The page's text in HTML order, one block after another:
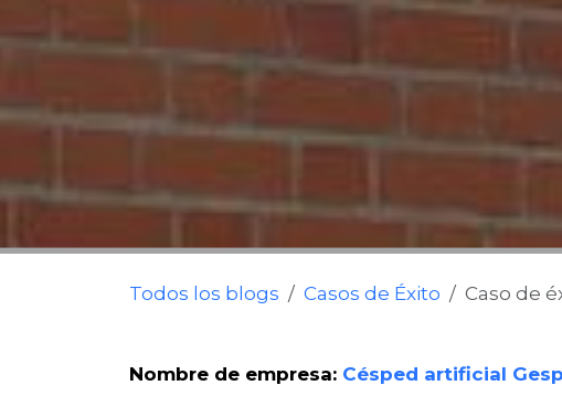
Todos los blogs Casos de Éxito Caso de
Nombre de empresa: Césped artificial